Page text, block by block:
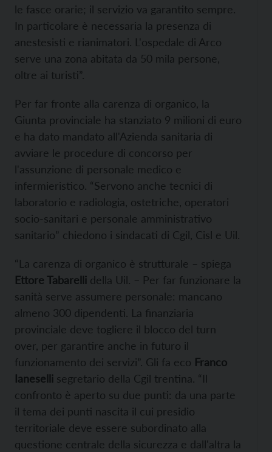
le fasce orarie; il servizio va garantito sempre.
In particolare è necessaria la presenza di
anestesisti e rianimatori. L'ospedale di Arco
serve una zona abitata da 50 mila persone,
oltre ai turisti”.
Per far fronte alla carenza di organico, la
Giunta provinciale ha stanziato 9 milioni di euro
e ha dato mandato all'Azienda sanitaria di
avviare le procedure di concorso per
l'assunzione di personale medico e
infermieristico. “Servono anche tecnici di
laboratorio e radiologia, ostetriche, operatori
socio-sanitari e personale amministrativo
sanitario” chiedono i sindacati di Cgil, Cisl e Uil.
“La carenza di organico è strutturale – spiega
Ettore Tabarelli della Uil. – Per far funzionare la
sanità serve assumere personale: mancano
almeno 300 dipendenti. La finanziaria
provinciale deve togliere il blocco del turn
over, per garantire anche in futuro il
funzionamento dei servizi”. Gli fa eco Franco
Ianeselli segretario della Cgil trentina. “Il
confronto è aperto su due punti: da una parte
il tema dei punti nascita il cui presidio
territoriale deve essere subordinato alla
questione centrale della sicurezza e dall'altra la